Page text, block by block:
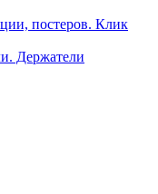
постеров. Клик
Держатели